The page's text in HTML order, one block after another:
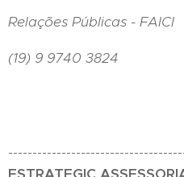
Relações Públicas - FAICI
(19) 9 9740 3824